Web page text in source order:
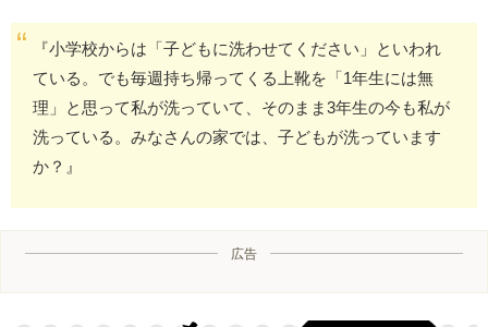
『小学校からは「子どもに洗わせてください」といわれ
ている。でも毎週持ち帰ってくる上靴を「1年生には無
理」と思って私が洗っていて、そのまま3年生の今も私が
洗っている。みなさんの家では、子どもが洗っています
か？』
広告